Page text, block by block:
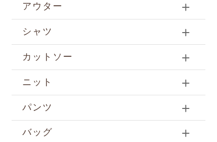
アウター
シャツ
カットソー
ニット
パンツ
バッグ